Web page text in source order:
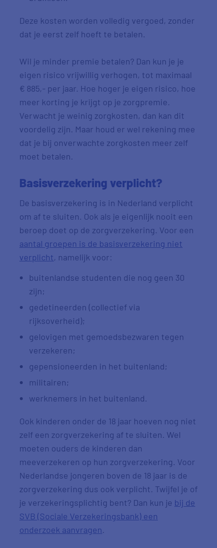
Deze kosten worden volledig vergoed, zonder
dat je eerst zelf hoeft te betalen.
Wil je minder premie betalen? Dan kun je je
eigen risico vrijwillig verhogen, tot maximaal
€ 885,- per jaar. Hoe hoger je eigen risico, hoe
meer korting je krijgt op je zorgpremie.
Verwacht je weinig zorgkosten, dan kan dit
voordelig zijn. Maar houd er wel rekening mee
dat je bij onverwachte zorgkosten meer zelf
moet betalen.
Basisverzekering verplicht?
De basisverzekering is in Nederland verplicht
om af te sluiten. Ook als je eigenlijk nooit een
beroep doet op de zorgverzekering. Voor een
aantal groepen is de basisverzekering niet
verplicht, namelijk voor:
buitenlandse studenten die nog geen 30
zijn;
gedetineerden (collectief via
rijksoverheid);
gelovigen met gemoedsbezwaren tegen
verzekeren;
gepensioneerden in het buitenland;
militairen;
werknemers in het buitenland.
Ook kinderen onder de 18 jaar hoeven nog niet
zelf een zorgverzekering af te sluiten. Wel
moeten ouders de kinderen dan
meeverzekeren op hun zorgverzekering. Voor
Nederlandse jongeren boven de 18 jaar is de
zorgverzekering dus ook verplicht. Twijfel je of
je verzekeringsplichtig bent? Dan kun je bij de
SVB (Sociale Verzekeringsbank) een
onderzoek aanvragen.